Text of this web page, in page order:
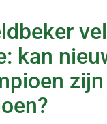
kan